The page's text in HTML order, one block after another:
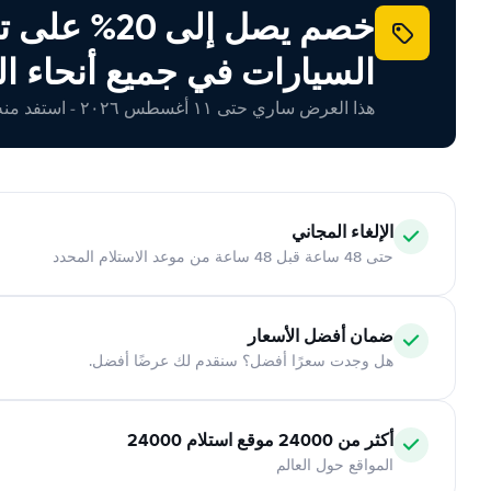
خصم يصل إلى 20%
السيارات في جميع أنحاء
هذا العرض ساري حتى ١١ أغسطس ٢٠٢٦ - استفد منه اليوم!
الإلغاء المجاني
حتى 48 ساعة قبل 48 ساعة من موعد الاستلام المحدد
ضمان أفضل الأسعار
هل وجدت سعرًا أفضل؟ سنقدم لك عرضًا أفضل.
أكثر من 24000 موقع استلام 24000
المواقع حول العالم